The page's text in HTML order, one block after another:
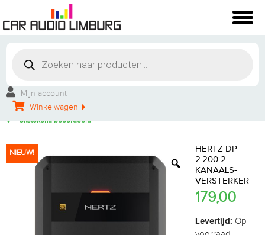
Mijn account
Winkelwagen
Persoonlijke service
Groot aanbod
Uitstekend beoordeeld
NIEUW!
HERTZ DP
2.200 2-
KANAALS-
VERSTERKER
179,00
Levertijd: Op